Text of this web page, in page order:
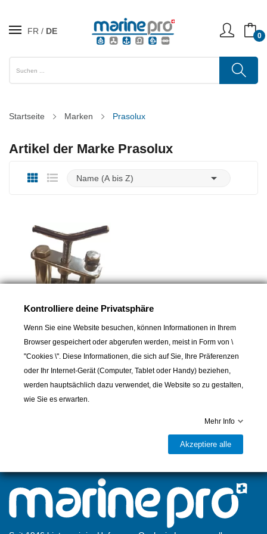
FR DE 0
Startseite Marken Prasolux
Artikel der Marke Prasolux
Name (A bis Z) 
PRASOLUX
Kettenstopper Prasolux
165,00 CHF
Kontrolliere deine Privatsphäre
Wenn Sie eine Website besuchen, können Informationen in Ihrem
Browser gespeichert oder abgerufen werden, meist in Form von \
"Cookies \". Diese Informationen, die sich auf Sie, Ihre Präferenzen
oder Ihr Internet-Gerät (Computer, Tablet oder Handy) beziehen,
werden hauptsächlich dazu verwendet, die Website so zu gestalten,
wie Sie es erwarten.
Mehr Info
Akzeptiere alle